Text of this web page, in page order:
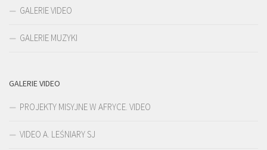
GALERIE VIDEO
GALERIE MUZYKI
GALERIE VIDEO
PROJEKTY MISYJNE W AFRYCE. VIDEO
VIDEO A. LEŚNIARY SJ